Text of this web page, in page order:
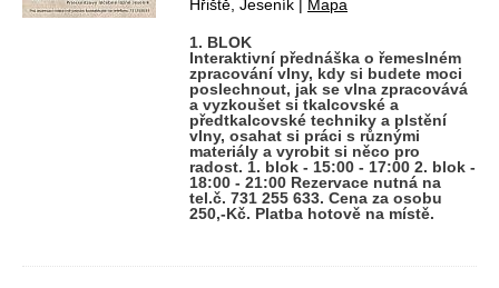
Hřiště, Jeseník | Mapa
1. BLOK
Interaktivní přednáška o řemeslném
zpracování vlny, kdy si budete moci
poslechnout, jak se vlna zpracovává
a vyzkoušet si tkalcovské a
předtkalcovské techniky a plstění
vlny, osahat si práci s různými
materiály a vyrobit si něco pro
radost. 1. blok - 15:00 - 17:00 2. blok -
18:00 - 21:00 Rezervace nutná na
tel.č. 731 255 633. Cena za osobu
250,-Kč. Platba hotově na místě.